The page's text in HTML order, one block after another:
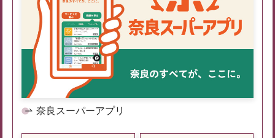
奈良スーパーアプリ